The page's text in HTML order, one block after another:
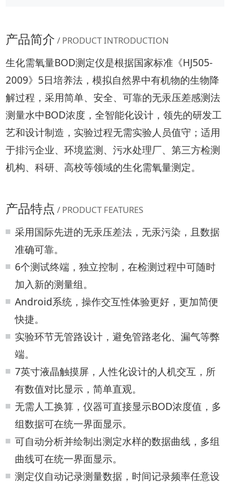
产品简介 / PRODUCT INTRODUCTION
生化需氧量BOD测定仪是根据国家标准《HJ505-
2009》5日培养法，模拟自然界中有机物的生物降
解过程，采用简单、安全、可靠的无汞压差感测法
测量水中BOD浓度，全智能化设计，领先的研发工
艺和设计制造，实验过程无需实验人员值守；适用
于排污企业、环境监测、污水处理厂、第三方检测
机构、科研、高校等领域的生化需氧量测定。
产品特点 / PRODUCT FEATURES
采用国际先进的无汞压差法，无汞污染，且数据
准确可靠。
6个测试终端，独立控制，在检测过程中可随时
加入新的测量组。
Android系统，操作交互性体验更好，更加简便
快捷。
实验环节无管路设计，避免管路老化、漏气等弊
端。
7英寸液晶触摸屏，人性化设计的人机交互，所
有数值对比显示，简单直观。
无需人工换算，仪器可直接显示BOD浓度值，多
组数据可在统一界面显示。
可自动分析并绘制出测定水样的数据曲线，多组
曲线可在统一界面显示。
测定仪自动记录测量数据，时间记录频率任意设